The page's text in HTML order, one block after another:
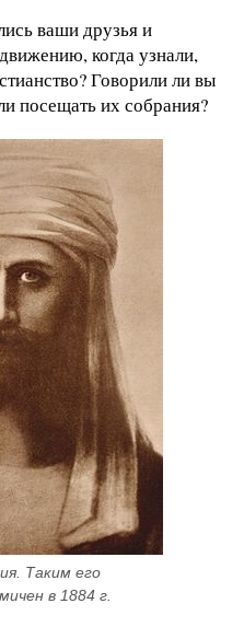
ваши друзья и
когда узнали,
Говорили ли вы
посещать их собрания?
Таким его
в 1884 г.